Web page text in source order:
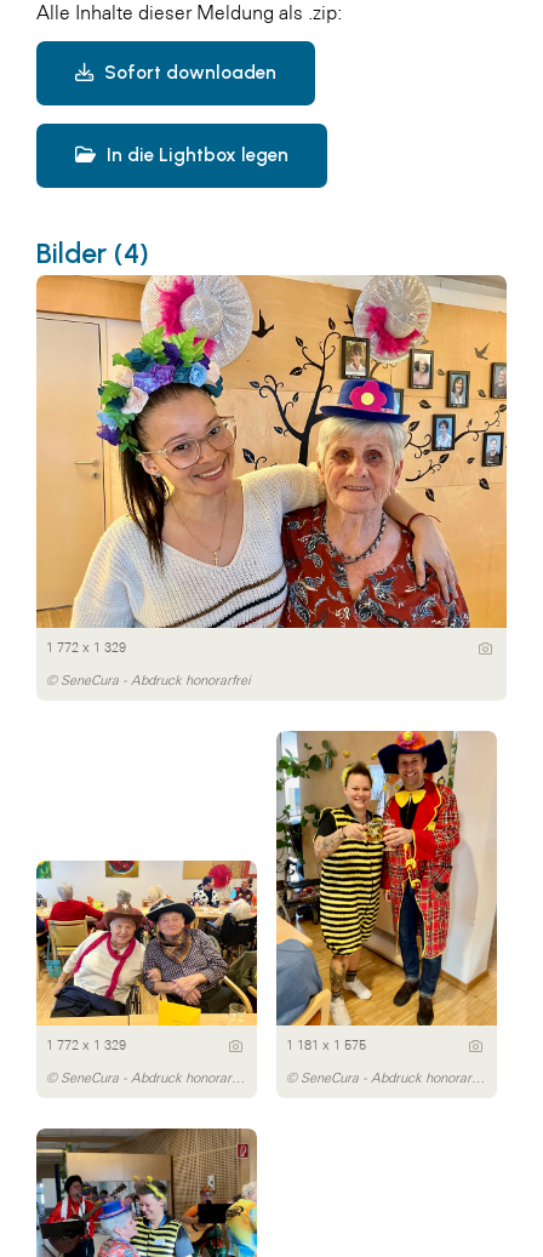
Alle Inhalte dieser Meldung als .zip:
Sofort downloaden
In die Lightbox legen
Bilder (4)
1 772 x 1 329
© SeneCura - Abdruck honorarfrei
1 772 x 1 329
© SeneCura - Abdruck honorarfrei
1 181 x 1 575
© SeneCura - Abdruck honorarfrei